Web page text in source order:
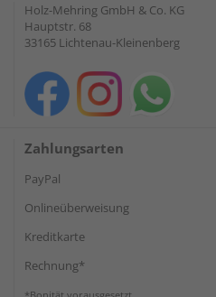
Holz-Mehring GmbH & Co. KG
Hauptstr. 68
33165 Lichtenau-Kleinenberg
Zahlungsarten
PayPal
Onlineüberweisung
Kreditkarte
Rechnung*